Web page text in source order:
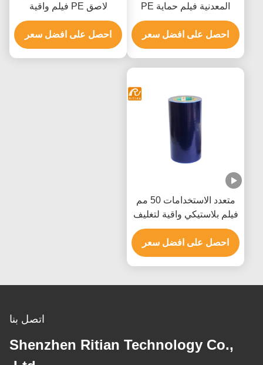
المعدنية فيلم حماية PE
للوحة الألومنيوم المركبة
احصل على افضل سعر
لاصق PE فيلم واقية
شاتيربروف
احصل على افضل سعر
متعدد الاستخدامات 50 مم
فيلم بلاستيكي واقية لتغليف
البليت الأثاث
احصل على افضل سعر
اتصل بنا
Shenzhen Ritian Technology Co.,